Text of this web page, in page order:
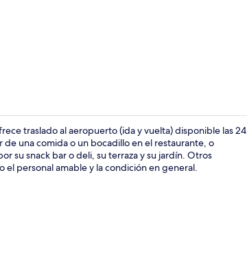
traslado al aeropuerto (ida y vuelta) disponible las 24
una comida o un bocadillo en el restaurante, o
su snack bar o deli, su terraza y su jardín. Otros
el personal amable y la condición en general.